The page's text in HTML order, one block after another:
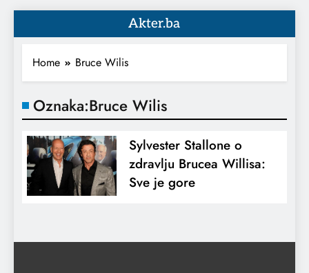
Akter.ba
Home Bruce Wilis
Oznaka:Bruce Wilis
Sylvester Stallone o
zdravlju Brucea Willisa:
Sve je gore